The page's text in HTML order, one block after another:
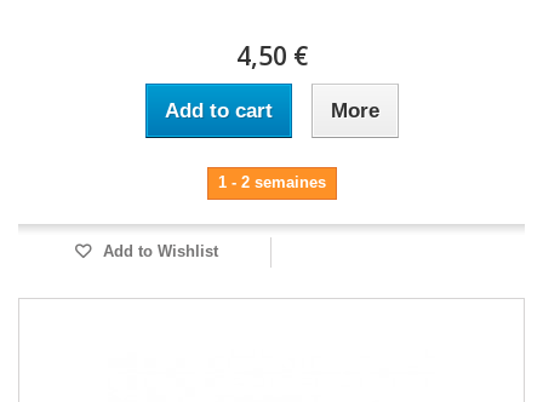
4,50 €
Add to cart More
1 - 2 semaines
Add to Wishlist